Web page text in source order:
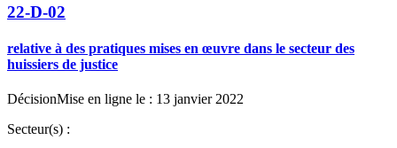
22-D-02
relative à des pratiques mises en œuvre dans le secteur des
huissiers de justice
DécisionMise en ligne le : 13 janvier 2022
Secteur(s) :